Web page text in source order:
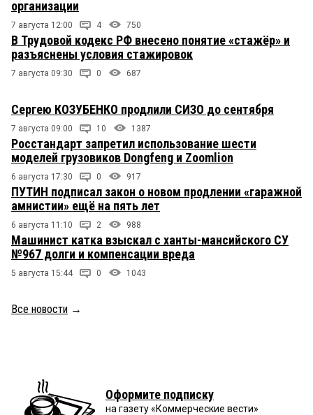
организации
7 августа 12:00 4 750
В Трудовой кодекс РФ внесено понятие «стажёр» и
разъяснены условия стажировок
7 августа 09:30 0 687
Сергею КОЗУБЕНКО продлили СИЗО до сентября
7 августа 09:00 10 1387
Росстандарт запретил использование шести
моделей грузовиков Dongfeng и Zoomlion
6 августа 17:30 0 917
ПУТИН подписал закон о новом продлении «гаражной
амнистии» ещё на пять лет
6 августа 11:10 2 988
Машинист катка взыскал с ханты-мансийского СУ
№967 долги и компенсации вреда
5 августа 15:44 0 1043
Все новости →
Оформите подписку
на газету «Коммерческие вести»